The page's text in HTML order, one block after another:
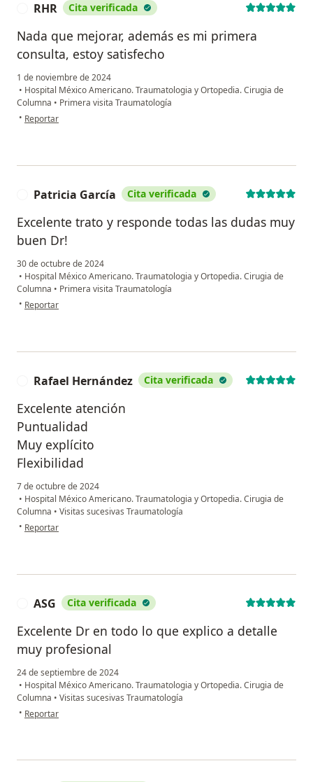
RHR Cita verificada
Nada que mejorar, además es mi primera
consulta, estoy satisfecho
1 de noviembre de 2024
• Hospital México Americano. Traumatologia y Ortopedia. Cirugia de
Columna • Primera visita Traumatología
• en opinión del usuario RHR
Reportar
Patricia García Cita verificada
Excelente trato y responde todas las dudas muy
buen Dr!
30 de octubre de 2024
• Hospital México Americano. Traumatologia y Ortopedia. Cirugia de
Columna • Primera visita Traumatología
• en opinión del usuario Patricia García
Reportar
Rafael Hernández Cita verificada
Excelente atención
Puntualidad
Muy explícito
Flexibilidad
7 de octubre de 2024
• Hospital México Americano. Traumatologia y Ortopedia. Cirugia de
Columna • Visitas sucesivas Traumatología
• en opinión del usuario Rafael Hernández
Reportar
ASG Cita verificada
Excelente Dr en todo lo que explico a detalle
muy profesional
24 de septiembre de 2024
• Hospital México Americano. Traumatologia y Ortopedia. Cirugia de
Columna • Visitas sucesivas Traumatología
• en opinión del usuario ASG
Reportar